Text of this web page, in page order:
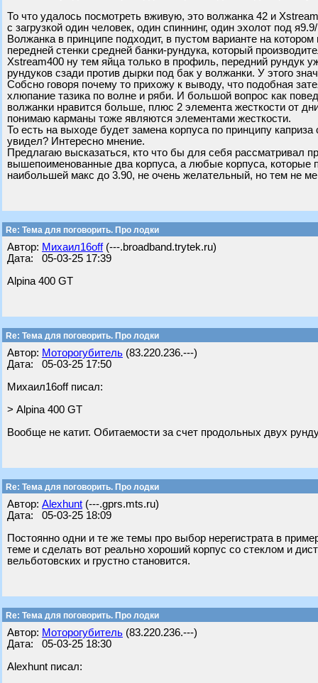
То что удалось посмотреть вживую, это волжанка 42 и
с загрузкой один человек, один спиннинг, один эхолот под
Волжанка в принципе подходит, в пустом варианте на
передней стенки средней банки-рундука, который
Xstream400 ну тем яйца только в профиль, передний рундук
рундуков сзади против дырки под бак у волжанки. У этого
Собсно говоря почему то прихожу к выводу, что подобная
хлюпание тазика по волне и ряби. И большой вопрос как
волжанки нравится больше, плюс 2 элемента жесткости от
понимаю карманы тоже являются элементами жесткости.
То есть на выходе будет замена корпуса по принципу
увидел? Интересно мнение.
Предлагаю высказаться, кто что бы для себя рассматривал
вышепоименованные два корпуса, а любые корпуса, которые
наибольшей макс до 3.90, не очень желательный, но тем не
Re: Тема для поговорить. Про лодки
Автор: Михаил16off(---.broadband.trytek.ru)
Дата: 05-03-25 17:39
Alpina 400 GT
Re: Тема для поговорить. Про лодки
Автор: Моторогубитель (83.220.236.---)
Дата: 05-03-25 17:50
Михаил16off писал:
> Alpina 400 GT
Вообще не катит. Обитаемости за счет продольных двух
Re: Тема для поговорить. Про лодки
Автор: Alexhunt (---.gprs.mts.ru)
Дата: 05-03-25 18:09
Постоянно одни и те же темы про выбор нерегистрата в
теме и сделать вот реально хороший корпус со стеклом и
вельботовских и грустно становится.
Re: Тема для поговорить. Про лодки
Автор: Моторогубитель (83.220.236.---)
Дата: 05-03-25 18:30
Alexhunt писал: